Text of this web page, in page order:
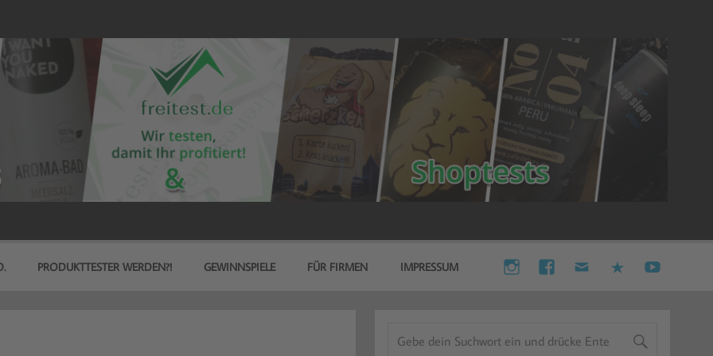
PRODUKTTESTER WERDEN?! GEWINNSPIELE FÜR FIRMEN IMPRESSUM